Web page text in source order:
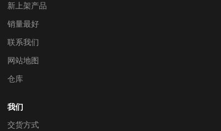
新上架产品
销量最好
联系我们
网站地图
仓库
我们
交货方式